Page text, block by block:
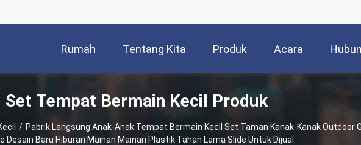
Rumah Tentang Kita Produk Acara
Set Tempat Bermain Kecil Produk
/ Pabrik Langsung Anak-Anak Tempat Bermain Kecil Set Taman Kanak-Kanak Outdoor
Desain Baru Hiburan Mainan Mainan Plastik Tahan Lama Slide Untuk Dijual